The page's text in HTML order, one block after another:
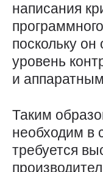
написания
поскольку
уровень
и
Таким
необходим в
требуется